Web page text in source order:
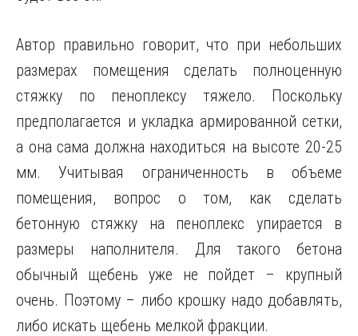
Автор правильно говорит, что при небольших
размерах помещения сделать полноценную
стяжку по пеноплексу тяжело. Поскольку
предполагается и укладка армированной сетки,
а она сама должна находиться на высоте 20-25
мм. Учитывая ограниченность в объеме
помещения, вопрос о том, как сделать
бетонную стяжку на пеноплекс упирается в
размеры наполнителя. Для такого бетона
обычный щебень уже не пойдет – крупный
очень. Поэтому – либо крошку надо добавлять,
либо искать щебень мелкой фракции.